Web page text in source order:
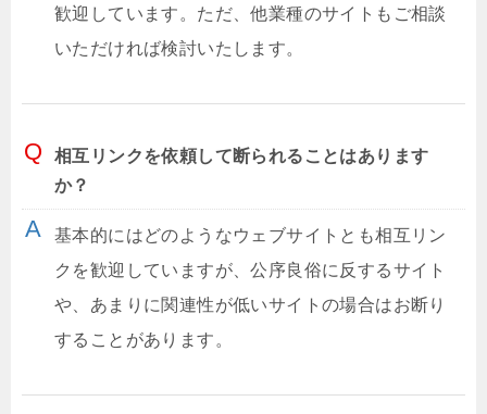
歓迎しています。ただ、他業種のサイトもご相談
いただければ検討いたします。
相互リンクを依頼して断られることはあります
か？
基本的にはどのようなウェブサイトとも相互リン
クを歓迎していますが、公序良俗に反するサイト
や、あまりに関連性が低いサイトの場合はお断り
することがあります。